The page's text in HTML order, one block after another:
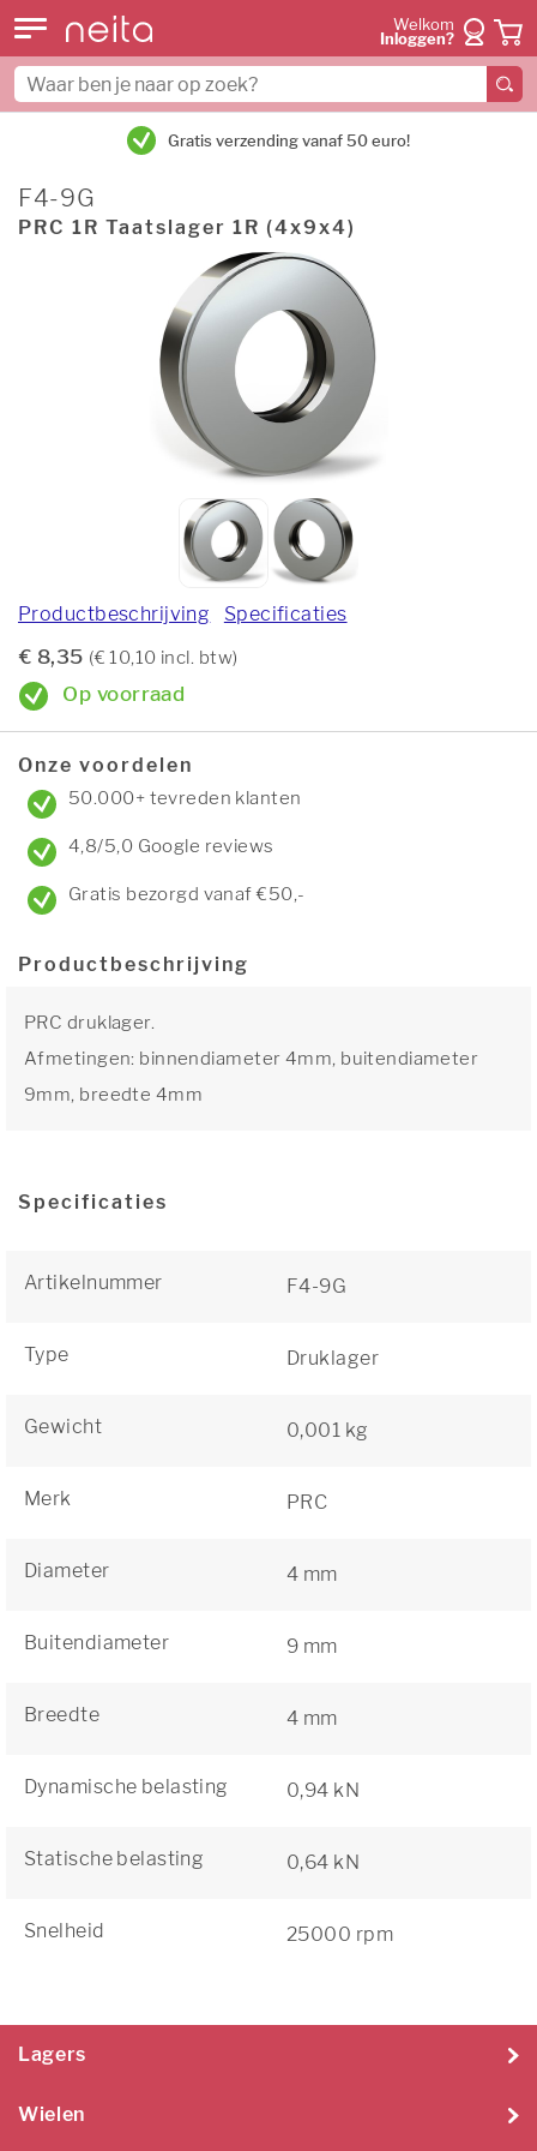
Welkom
Inloggen?
Gratis verzending vanaf 50 euro!
F4-9G
PRC 1R Taatslager 1R (4x9x4)
Productbeschrijving Specificaties
€ 8,35 (€ 10,10 incl. btw)
Op voorraad
Onze voordelen
50.000+ tevreden klanten
4,8/5,0 Google reviews
Gratis bezorgd vanaf €50,-
Productbeschrijving
PRC druklager.
Afmetingen: binnendiameter 4mm, buitendiameter
9mm, breedte 4mm
Specificaties
Artikelnummer F4-9G
Type Druklager
Gewicht 0,001 kg
Merk PRC
Diameter 4 mm
Buitendiameter 9 mm
Breedte 4 mm
Dynamische belasting 0,94 kN
Statische belasting 0,64 kN
Snelheid 25000 rpm
Lagers
Wielen